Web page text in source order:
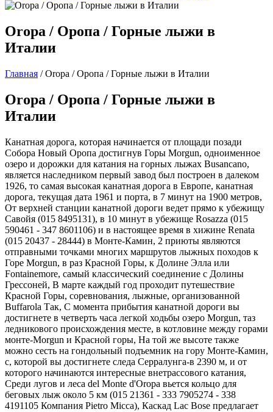
Oropa / Оропа / Горные лыжи в
Италии
Главная / Oropa / Оропа / Горные лыжи в Италии
Oropa / Оропа / Горные лыжи в
Италии
Канатная дорога, которая начинается от площади позади
Собора Новый Оропа достигнув Горы Morgun, одноименное
озеро и дорожки для катания на горных лыжах Busancano,
является наследником первый завод был построен в далеком
1926, то самая высокая канатная дорога в Европе, канатная
дорога, текущая дата 1961 и порта, в 7 минут на 1900 метров,
От верхней станции канатной дороги ведет прямо к убежищу
Савойя (015 8495131), в 10 минут в убежище Rosazza (015
590461 - 347 8601106) и в настоящее время в хижине Renata
(015 20437 - 28444) в Монте-Камин, 2 приюты являются
отправными точками многих маршрутов лыжных походов к
Горе Morgun, в раз Красной Горы, к Долине Элла или
Fontainemore, самый классический соединение с Долины
Грессоней, В марте каждый год проходит путешествие
Красной Горы, соревнования, лыжные, организованной
Buffarola Так, С момента прибытия канатной дороги вы
достигнете в четверть часа легкой ходьбы озеро Morgun, таз
ледникового происхождения месте, в котловине между горами
монте-Morgun и Красной горы, На той же высоте также
можно сесть на гондольный подъемник на гору Монте-Камин,
с, которой вы достигнете следа Серралунга-в 2390 м, и от
которого начинаются интересные внетрассового катания,
Среди лугов и леса del Monte d'Oropa вьется кольцо для
беговых лыж около 5 км (015 21361 - 333 7905274 - 338
4191105 Компания Pietro Micca), Каскад Lac Bose предлагает